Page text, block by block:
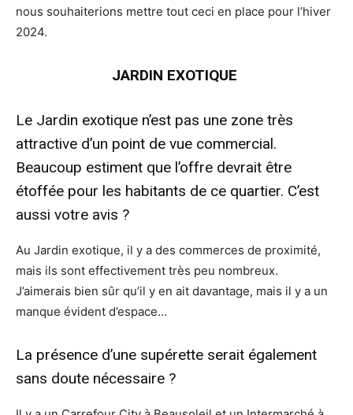
nous souhaiterions mettre tout ceci en place pour l’hiver
2024.
JARDIN EXOTIQUE
Le Jardin exotique n’est pas une zone très
attractive d’un point de vue commercial.
Beaucoup estiment que l’offre devrait être
étoffée pour les habitants de ce quartier. C’est
aussi votre avis ?
Au Jardin exotique, il y a des commerces de proximité,
mais ils sont effectivement très peu nombreux.
J’aimerais bien sûr qu’il y en ait davantage, mais il y a un
manque évident d’espace…
La présence d’une supérette serait également
sans doute nécessaire ?